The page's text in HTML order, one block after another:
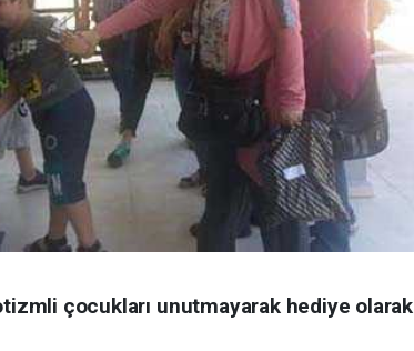
çocukları unutmayarak hediye olarak